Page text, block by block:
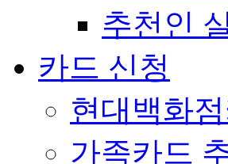
추천인
카드 신청
현대백화
가족카드